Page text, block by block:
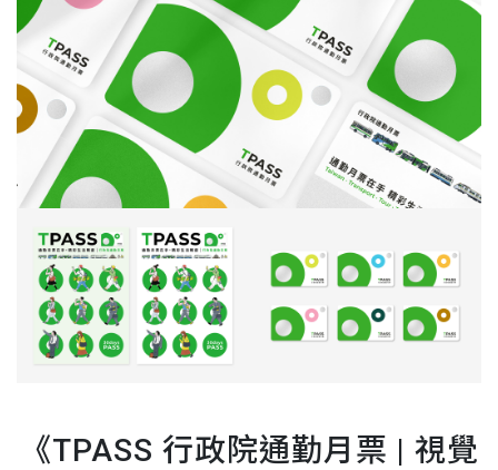
《TPASS 行政院通勤月票 | 視覺